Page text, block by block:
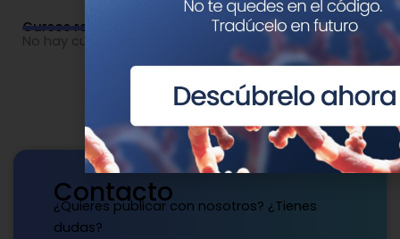
Cursos relacionados
No hay cursos relacionados o imágenes disponibles.
Contacto
¿Quieres publicar con nosotros? ¿Tienes
dudas?